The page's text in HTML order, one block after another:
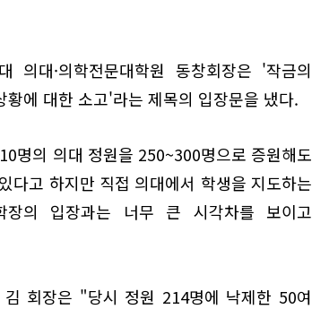
의대·의학전문대학원 동창회장은 '작금의
황에 대한 소고'라는 제목의 입장문을 냈다.
명의 의대 정원을 250~300명으로 증원해도
다고 하지만 직접 의대에서 학생을 지도하는
장의 입장과는 너무 큰 시각차를 보이고
회장은 "당시 정원 214명에 낙제한 50여